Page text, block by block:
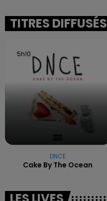
excuses.
TITRES DIFFUSÉS
5h10
5h10
DNCE
Cake By The Ocean